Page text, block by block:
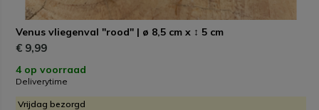
Venus vliegenval "rood" | ø 8,5 cm x ↕ 5 cm
€ 9,99
4 op voorraad
Deliverytime
Vrijdag bezorgd